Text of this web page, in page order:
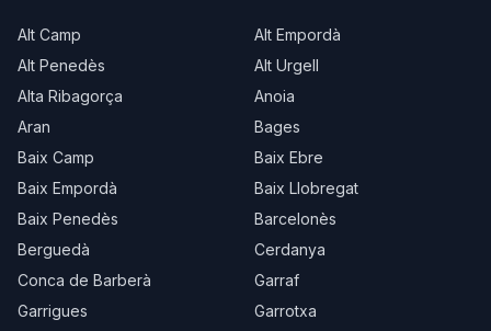
Alt Camp
Alt Empordà
Alt Penedès
Alt Urgell
Alta Ribagorça
Anoia
Aran
Bages
Baix Camp
Baix Ebre
Baix Empordà
Baix Llobregat
Baix Penedès
Barcelonès
Berguedà
Cerdanya
Conca de Barberà
Garraf
Garrigues
Garrotxa